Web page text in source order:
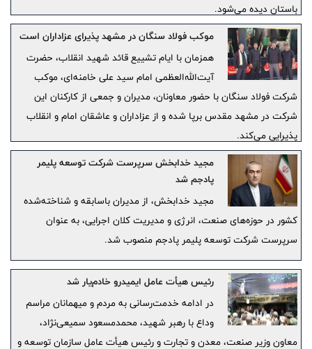
باستان دیده می‌شود.
موکب فولاد سنگان در مشهد پذیرای عزاداران است
همزمان با ایام تشییع قائد شهید انقلاب، حضرت
آیت‌الله‌العظمی امام سید علی خامنه‌ای، موکب
شرکت فولاد سنگان با حضور معاونان، مدیران و جمعی از کارکنان این
شرکت در مشهد مقدس برپا شده و از عزاداران و عاشقان امام و انقلاب
پذیرایی می‌کند.
مجید خدابخش سرپرست شرکت توسعه پلیمر
پادجم شد
مجید خدابخش، از مدیران باسابقه و شناخته‌شده
کشور در حوزه‌های صنعت، انرژی و مدیریت کلان اجرایی، به عنوان
سرپرست شرکت توسعه پلیمر پادجم منصوب شد.
رئیس هیأت عامل ایمیدرو خادم‌یار شد
در ادامه خدمت‌رسانی به مردم و میهمانان مراسم
وداع با رهبر شهید، محمدمسعود سمیعی‌نژاد،
معاون وزیر صنعت، معدن و تجارت و رئیس هیأت عامل سازمان توسعه و